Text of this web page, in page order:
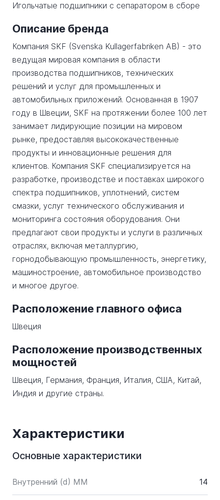
Игольчатые подшипники с сепаратором в сборе
Описание бренда
Компания SKF (Svenska Kullagerfabriken AB) - это
ведущая мировая компания в области
производства подшипников, технических
решений и услуг для промышленных и
автомобильных приложений. Основанная в 1907
году в Швеции, SKF на протяжении более 100 лет
занимает лидирующие позиции на мировом
рынке, предоставляя высококачественные
продукты и инновационные решения для
клиентов. Компания SKF специализируется на
разработке, производстве и поставках широкого
спектра подшипников, уплотнений, систем
смазки, услуг технического обслуживания и
мониторинга состояния оборудования. Они
предлагают свои продукты и услуги в различных
отраслях, включая металлургию,
горнодобывающую промышленность, энергетику,
машиностроение, автомобильное производство
и многое другое.
Расположение главного офиса
Швеция
Расположение производственных
мощностей
Швеция, Германия, Франция, Италия, США, Китай,
Индия и другие страны.
Характеристики
Основные характеристики
Внутренний (d) ММ 14